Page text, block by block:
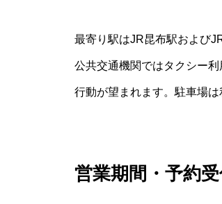
最寄り駅はJR昆布駅および
公共交通機関ではタクシー
行動が望まれます。駐車場
営業期間・予約